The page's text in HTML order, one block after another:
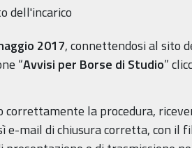
dell'incarico
2017, connettendosi al sito
“Avvisi per Borse di Studio”
correttamente la procedura,
e-mail di chiusura corretta, con il